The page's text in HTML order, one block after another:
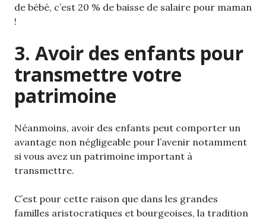
de bébé, c’est 20 % de baisse de salaire pour maman
!
3. Avoir des enfants pour
transmettre votre
patrimoine
Néanmoins, avoir des enfants peut comporter un
avantage non négligeable pour l’avenir notamment
si vous avez un patrimoine important à
transmettre.
C’est pour cette raison que dans les grandes
familles aristocratiques et bourgeoises, la tradition